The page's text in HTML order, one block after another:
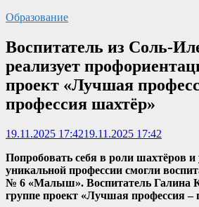
Образование
Воспитатель из Соль-
реализует
проект «Лучшая
профессия шахтёр»
19.11.2025 17:4219.11.2025 17:42
Попробовать себя в роли шахтёров и
уникальной профессии смогли
№ 6 «Малыш». Воспитатель Галина
группе проект «Лучшая профессия –